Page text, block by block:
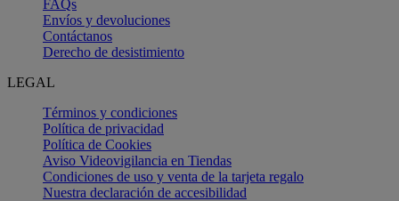
FAQs
Envíos y devoluciones
Contáctanos
Derecho de desistimiento
LEGAL
Términos y condiciones
Política de privacidad
Política de Cookies
Aviso Videovigilancia en Tiendas
Condiciones de uso y venta de la tarjeta regalo
Nuestra declaración de accesibilidad